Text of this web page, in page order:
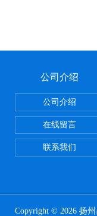
公司介绍
公司介绍
在线留言
联系我们
Copyright © 2026 扬